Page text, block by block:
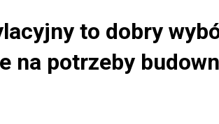
to dobry
na potrzeby